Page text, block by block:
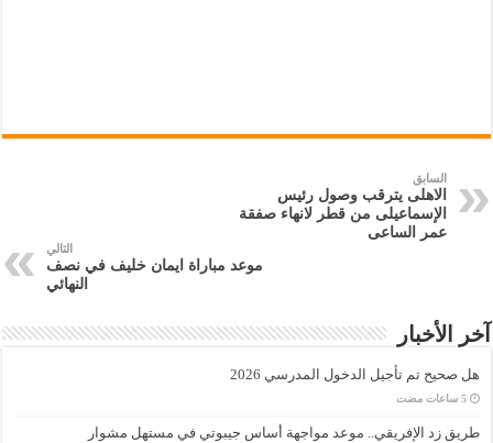
السابق
الاهلى يترقب وصول رئيس
الإسماعيلى من قطر لانهاء صفقة
عمر الساعى
التالي
موعد مباراة ايمان خليف في نصف
النهائي
آخر الأخبار
هل صحيح تم تأجيل الدخول المدرسي 2026
‏5 ساعات مضت
طريق زد الإفريقي.. موعد مواجهة أساس جيبوتي في مستهل مشوار